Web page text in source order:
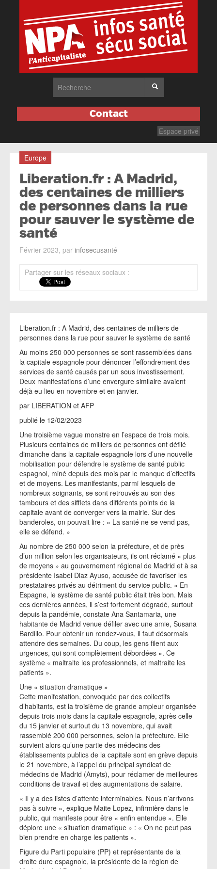
Contact
Espace privé
Europe
Liberation.fr : A Madrid,
des centaines de milliers
de personnes dans la rue
pour sauver le système de
santé
Février 2023, par infosecusanté
Partager sur les réseaux sociaux :
Liberation.fr : A Madrid, des centaines de milliers de
personnes dans la rue pour sauver le système de santé
Au moins 250 000 personnes se sont rassemblées dans
la capitale espagnole pour dénoncer l’effondrement des
services de santé causés par un sous investissement.
Deux manifestations d’une envergure similaire avaient
déjà eu lieu en novembre et en janvier.
par LIBERATION et AFP
publié le 12/02/2023
Une troisième vague monstre en l’espace de trois mois.
Plusieurs centaines de milliers de personnes ont défilé
dimanche dans la capitale espagnole lors d’une nouvelle
mobilisation pour défendre le système de santé public
espagnol, miné depuis des mois par le manque d’effectifs
et de moyens. Les manifestants, parmi lesquels de
nombreux soignants, se sont retrouvés au son des
tambours et des sifflets dans différents points de la
capitale avant de converger vers la mairie. Sur des
banderoles, on pouvait lire : « La santé ne se vend pas,
elle se défend. »
Au nombre de 250 000 selon la préfecture, et de près
d’un million selon les organisateurs, ils ont réclamé « plus
de moyens » au gouvernement régional de Madrid et à sa
présidente Isabel Diaz Ayuso, accusée de favoriser les
prestataires privés au détriment du service public. « En
Espagne, le système de santé public était très bon. Mais
ces dernières années, il s’est fortement dégradé, surtout
depuis la pandémie, constate Ana Santamaria, une
habitante de Madrid venue défiler avec une amie, Susana
Bardillo. Pour obtenir un rendez-vous, il faut désormais
attendre des semaines. Du coup, les gens filent aux
urgences, qui sont complètement débordées ». Ce
système « maltraite les professionnels, et maltraite les
patients ».
Une « situation dramatique »
Cette manifestation, convoquée par des collectifs
d’habitants, est la troisième de grande ampleur organisée
depuis trois mois dans la capitale espagnole, après celle
du 15 janvier et surtout du 13 novembre, qui avait
rassemblé 200 000 personnes, selon la préfecture. Elle
survient alors qu’une partie des médecins des
établissements publics de la capitale sont en grève depuis
le 21 novembre, à l’appel du principal syndicat de
médecins de Madrid (Amyts), pour réclamer de meilleures
conditions de travail et des augmentations de salaire.
« Il y a des listes d’attente interminables. Nous n’arrivons
pas à suivre », explique Maite Lopez, infirmière dans le
public, qui manifeste pour être « enfin entendue ». Elle
déplore une « situation dramatique » : « On ne peut pas
bien prendre en charge les patients ».
Figure du Parti populaire (PP) et représentante de la
droite dure espagnole, la présidente de la région de